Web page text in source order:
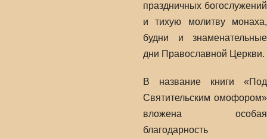
праздничных богослужений
и тихую молитву монаха,
будни и знаменательные
дни Православной Церкви.
В название книги «Под
Святительским омофором»
вложена особая
благодарность